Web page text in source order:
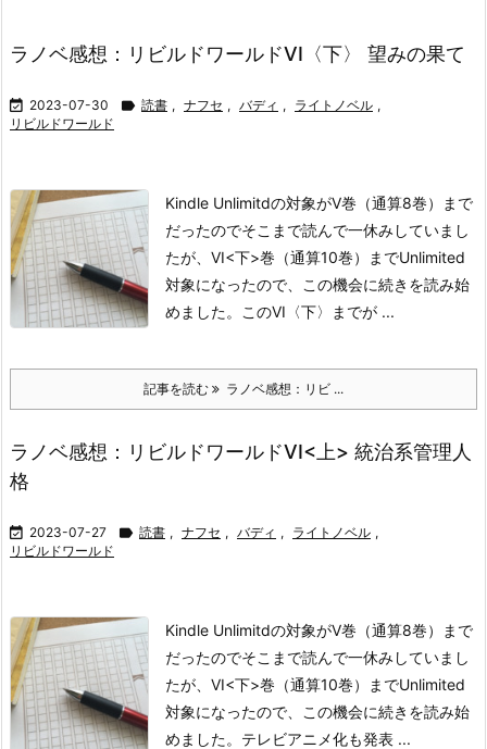
検索
ラノベ感想：リビルドワールドVI〈下〉 望みの果て
 2023-07-30  読書 , ナフセ , バディ , ライトノベル ,
リビルドワールド
Kindle Unlimitdの対象がV巻（通算8巻）まで
だったのでそこまで読んで一休みしていまし
たが、VI<下>巻（通算10巻）までUnlimited
対象になったので、この機会に続きを読み始
めました。このVI〈下〉までが ...
記事を読む ラノベ感想：リビ ...
ラノベ感想：リビルドワールドVI<上> 統治系管理人
格
 2023-07-27  読書 , ナフセ , バディ , ライトノベル ,
リビルドワールド
Kindle Unlimitdの対象がV巻（通算8巻）まで
だったのでそこまで読んで一休みしていまし
たが、VI<下>巻（通算10巻）までUnlimited
対象になったので、この機会に続きを読み始
めました。テレビアニメ化も発表 ...